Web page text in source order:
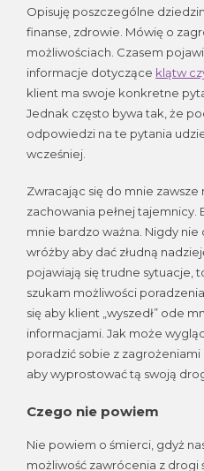
Opisuję poszczególne
finanse, zdrowie. Mówię o
możliwościach. Czasem
informacje dotyczące klątw
klient ma swoje konkretne
Jednak często bywa tak, że
odpowiedzi na te pytania
wcześniej.
Zwracając się do mnie
zachowania pełnej tajemnicy.
mnie bardzo ważna. Nigdy nie
wróżby aby dać złudną
pojawiają się trudne sytuacje,
szukam możliwości
się aby klient „wyszedł” ode
informacjami. Jak może
poradzić sobie z zagrożeniami
aby wyprostować tą swoją
Czego nie powiem
Nie powiem o śmierci, gdyż
możliwość zawrócenia z drogi